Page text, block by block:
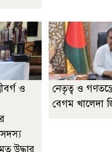
ও
উদ্ধার
নেতৃত্ব ও
বেগম খালেদা